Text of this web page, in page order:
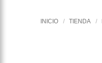
INICIO / TIENDA /